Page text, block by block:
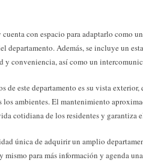
con espacio para adaptarlo como
departamento. Además, se incluye un
y conveniencia, así como un
de este departamento es su vista
ambientes. El mantenimiento
cotidiana de los residentes y garantiza
única de adquirir un amplio
mismo para más información y agenda